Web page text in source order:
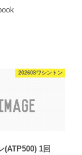
202608ワシントン
(ATP500) 1回